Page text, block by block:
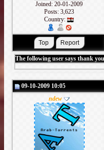
Joined: 20-01-2009
Posts: 3,623
Country:
The following user says thank
09-10-2009 10:05
ndew